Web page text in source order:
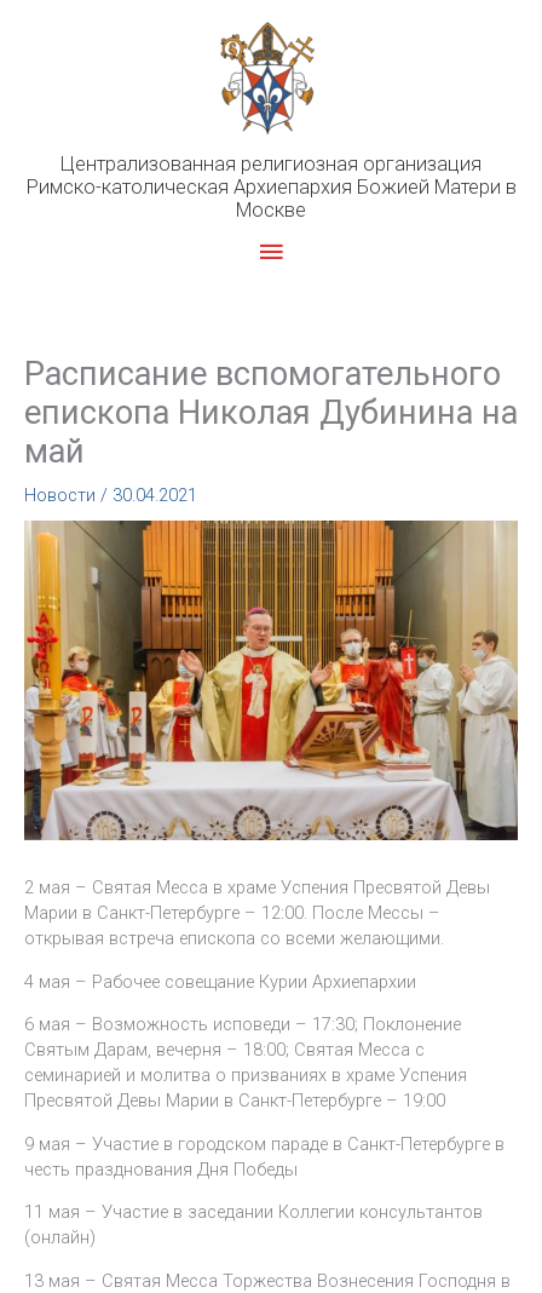
Централизованная религиозная организация
Римско-католическая Архиепархия Божией Матери в
Москве
Главное
Расписание вспомогательного
епископа Николая Дубинина на
май
Новости / 30.04.2021
2 мая – Святая Месса в храме Успения Пресвятой Девы
Марии в Санкт-Петербурге – 12:00. После Мессы –
открывая встреча епископа со всеми желающими.
4 мая – Рабочее совещание Курии Архиепархии
6 мая – Возможность исповеди – 17:30; Поклонение
Святым Дарам, вечерня – 18:00; Святая Месса с
семинарией и молитва о призваниях в храме Успения
Пресвятой Девы Марии в Санкт-Петербурге – 19:00
9 мая – Участие в городском параде в Санкт-Петербурге в
честь празднования Дня Победы
11 мая – Участие в заседании Коллегии консультантов
(онлайн)
13 мая – Святая Месса Торжества Вознесения Господня в